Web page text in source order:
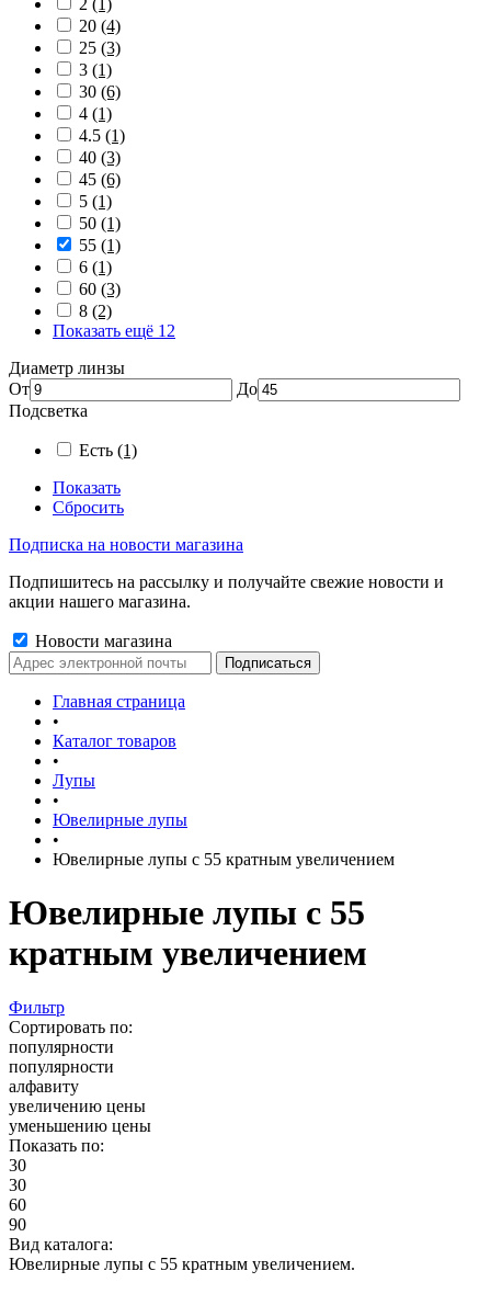
2 (1)
20 (4)
25 (3)
3 (1)
30 (6)
4 (1)
4.5 (1)
40 (3)
45 (6)
5 (1)
50 (1)
55 (1)
6 (1)
60 (3)
8 (2)
Показать ещё 12
Диаметр линзы
От
До
Подсветка
Есть (1)
Показать
Сбросить
Подписка на новости магазина
Подпишитесь на рассылку и получайте свежие новости и
акции нашего магазина.
Новости магазина
Главная страница
•
Каталог товаров
•
Лупы
•
Ювелирные лупы
•
Ювелирные лупы с 55 кратным увеличением
Ювелирные лупы с 55
кратным увеличением
Фильтр
Сортировать по:
популярности
популярности
алфавиту
увеличению цены
уменьшению цены
Показать по:
30
30
60
90
Вид каталога:
Ювелирные лупы с 55 кратным увеличением.